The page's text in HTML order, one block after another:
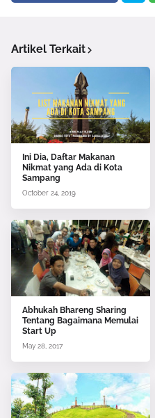
Artikel Terkait
Ini Dia, Daftar Makanan
Nikmat yang Ada di Kota
Sampang
October 24, 2019
Abhukah Bhareng Sharing
Tentang Bagaimana Memulai
Start Up
May 28, 2017